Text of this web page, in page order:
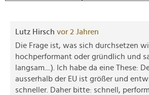
Lutz Hirsch vor 2 Jahren
Die Frage ist, was sich durchsetzen
hochperformant oder gründlich und
langsam....). Ich habe da eine These:
ausserhalb der EU ist größer und
schneller. Daher bitte: schnell,